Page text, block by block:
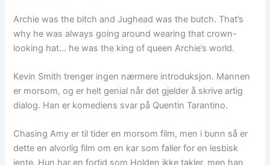
Archie was the bitch and Jughead was the butch. That’s
why he was always going around wearing that crown-
looking hat… he was the king of queen Archie’s world.
Kevin Smith trenger ingen nærmere introduksjon. Mannen
er morsom, og er helt genial når det gjelder å skrive artig
dialog. Han er komediens svar på Quentin Tarantino.
Chasing Amy er til tider en morsom film, men i bunn så er
dette en alvorlig film om en kar som faller for en lesbisk
jente. Hun har en fortid som Holden ikke takler, men han